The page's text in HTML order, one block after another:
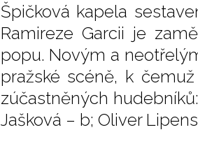
Špičková kapela
Ramireze Garcii je
popu. Novým a
pražské scéně, k
zúčastněných
Jašková – b; Oliver